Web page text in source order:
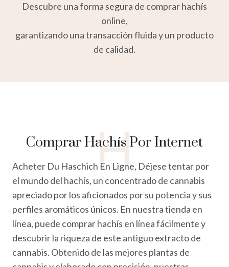
Descubre una forma segura de comprar hachís
online,
garantizando una transacción fluida y un producto
de calidad.
H
Comprar Hachís Por Internet
Acheter Du Haschich En Ligne, Déjese tentar por
el mundo del hachís, un concentrado de cannabis
apreciado por los aficionados por su potencia y sus
perfiles aromáticos únicos. En nuestra tienda en
línea, puede comprar hachís en línea fácilmente y
descubrir la riqueza de este antiguo extracto de
cannabis. Obtenido de las mejores plantas de